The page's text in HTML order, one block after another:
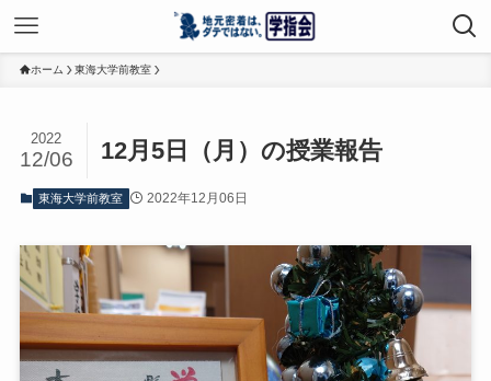
ホーム 東海大学前教室
12月5日（月）の授業報告
2022
12/06
東海大学前教室 2022年12月06日